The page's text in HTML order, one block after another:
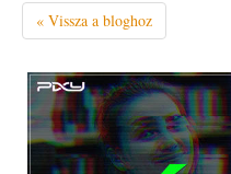
« Vissza a bloghoz